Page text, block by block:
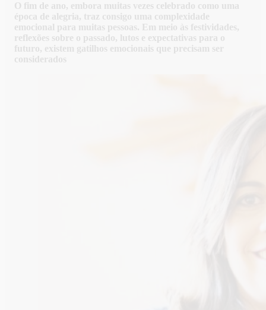
O fim de ano, embora muitas vezes celebrado como uma
época de alegria, traz consigo uma complexidade
emocional para muitas pessoas. Em meio às festividades,
reflexões sobre o passado, lutos e expectativas para o
futuro, existem gatilhos emocionais que precisam ser
considerados